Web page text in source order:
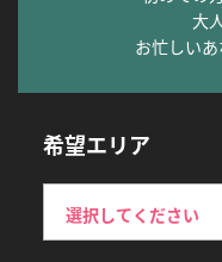
大
お忙しいあ
希望エリア